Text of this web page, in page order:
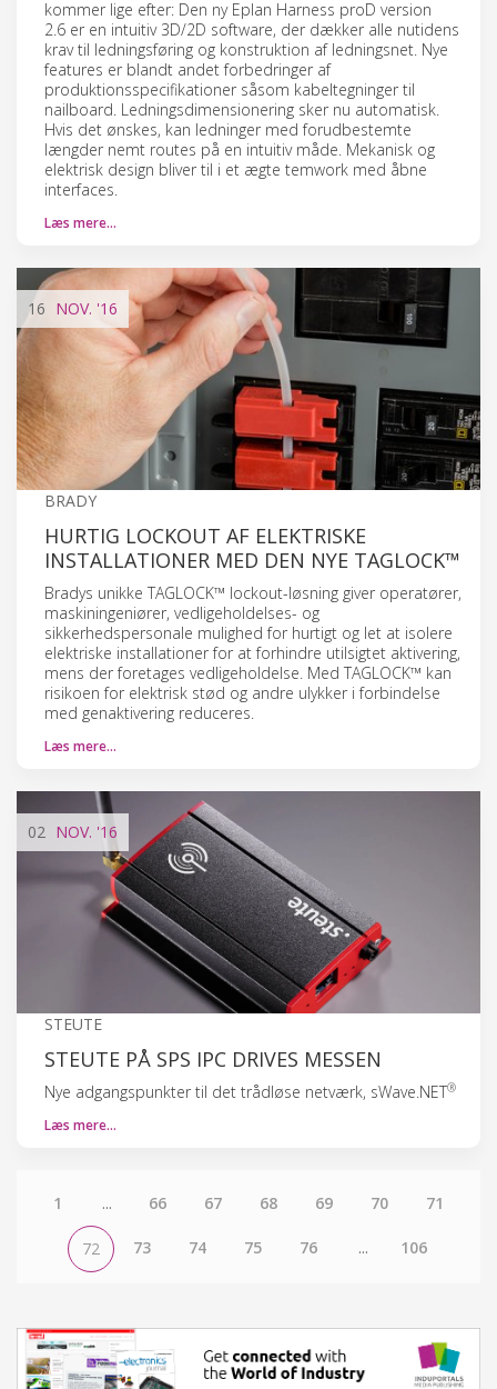
kommer lige efter: Den ny Eplan Harness proD version
2.6 er en intuitiv 3D/2D software, der dækker alle nutidens
krav til ledningsføring og konstruktion af ledningsnet. Nye
features er blandt andet forbedringer af
produktionsspecifikationer såsom kabeltegninger til
nailboard. Ledningsdimensionering sker nu automatisk.
Hvis det ønskes, kan ledninger med forudbestemte
længder nemt routes på en intuitiv måde. Mekanisk og
elektrisk design bliver til i et ægte temwork med åbne
interfaces.
Læs mere…
16 NOV. '16
BRADY
HURTIG LOCKOUT AF ELEKTRISKE
INSTALLATIONER MED DEN NYE TAGLOCK™
Bradys unikke TAGLOCK™ lockout-løsning giver operatører,
maskiningeniører, vedligeholdelses- og
sikkerhedspersonale mulighed for hurtigt og let at isolere
elektriske installationer for at forhindre utilsigtet aktivering,
mens der foretages vedligeholdelse. Med TAGLOCK™ kan
risikoen for elektrisk stød og andre ulykker i forbindelse
med genaktivering reduceres.
Læs mere…
02 NOV. '16
STEUTE
STEUTE PÅ SPS IPC DRIVES MESSEN
Nye adgangspunkter til det trådløse netværk, sWave.NET®
Læs mere…
1 ... 66 67 68 69 70 71
72 73 74 75 76 ... 106